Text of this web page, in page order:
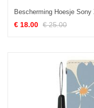
Bescherming Hoesje
€ 18.00 € 25.00